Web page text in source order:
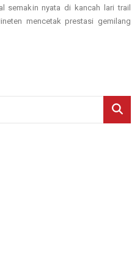
semakin nyata di kancah lari trail
mencetak prestasi gemilang